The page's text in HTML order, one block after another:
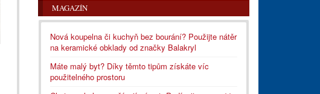
MAGAZÍN
Nová koupelna či kuchyň bez bourání? Použijte nátěr
na keramické obklady od značky Balakryl
Máte malý byt? Díky těmto tipům získáte víc
použitelného prostoru